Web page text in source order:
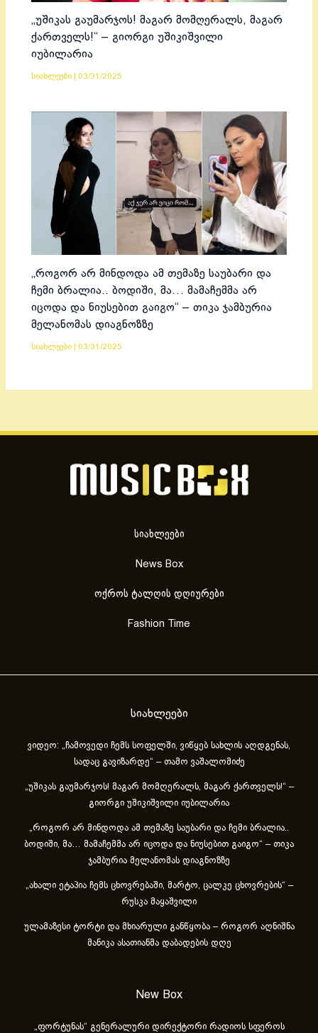
„უშიკას გაუმარჯოს! მაგარ მომღერალს, მაგარ
ქართველს!“ – გიორგი უშიკიშვილი
იუბილარია
სიახლეები 03/31/2025
„როგორ არ მინდოდა ამ თემაზე საუბარი და
ჩემი ბრალია.. ბოდიში, მა… მამაჩემმა არ
იცოდა და ნიუსებით გაიგო“ – თიკა ჯამბურია
მელანომას დიაგნოზზე
სიახლეები 03/31/2025
სიახლეები
News Box
ოქროს ტალღის დღიურები
Fashion Time
სიახლეები
ვიდეო: „ჩამოვედი ჩემს სოფელში, ვიწყებ სახლის აღდგენას,
სადაც გავიზარდე“ – თამო ვაშალომიძე
„უშიკას გაუმარჯოს! მაგარ მომღერალს, მაგარ ქართველს!“ –
გიორგი უშიკიშვილი იუბილარია
„როგორ არ მინდოდა ამ თემაზე საუბარი და ჩემი ბრალია..
ბოდიში, მა… მამაჩემმა არ იცოდა და ნიუსებით გაიგო“ – თიკა
ჯამბურია მელანომას დიაგნოზზე
„ახა­ლი ეტა­პია ჩემს ცხოვ­რე­ბა­ში, მარ­ტო, ცალ­კე ცხოვ­რე­ბის“ –
რუსკა მაყაშვილი
ულამაზესი ტორტი და მხიარული განწყობა – როგორ აღნიშნა
მანიკა ასათიანმა დაბადების დღე
New Box
„ფორტუნას“ გენერალური დირექტორი რადიოს სფეროს